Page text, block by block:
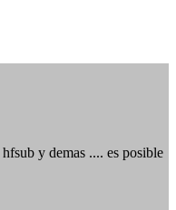
y demas .... es posible